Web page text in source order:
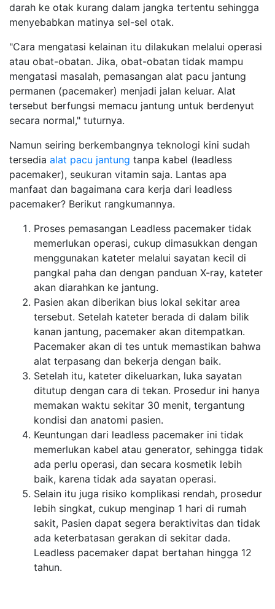
darah ke otak kurang dalam jangka tertentu sehingga
menyebabkan matinya sel-sel otak.
"Cara mengatasi kelainan itu dilakukan melalui operasi
atau obat-obatan. Jika, obat-obatan tidak mampu
mengatasi masalah, pemasangan alat pacu jantung
permanen (pacemaker) menjadi jalan keluar. Alat
tersebut berfungsi memacu jantung untuk berdenyut
secara normal," tuturnya.
Namun seiring berkembangnya teknologi kini sudah
tersedia alat pacu jantung tanpa kabel (leadless
pacemaker), seukuran vitamin saja. Lantas apa
manfaat dan bagaimana cara kerja dari leadless
pacemaker? Berikut rangkumannya.
Proses pemasangan Leadless pacemaker tidak
memerlukan operasi, cukup dimasukkan dengan
menggunakan kateter melalui sayatan kecil di
pangkal paha dan dengan panduan X-ray, kateter
akan diarahkan ke jantung.
Pasien akan diberikan bius lokal sekitar area
tersebut. Setelah kateter berada di dalam bilik
kanan jantung, pacemaker akan ditempatkan.
Pacemaker akan di tes untuk memastikan bahwa
alat terpasang dan bekerja dengan baik.
Setelah itu, kateter dikeluarkan, luka sayatan
ditutup dengan cara di tekan. Prosedur ini hanya
memakan waktu sekitar 30 menit, tergantung
kondisi dan anatomi pasien.
Keuntungan dari leadless pacemaker ini tidak
memerlukan kabel atau generator, sehingga tidak
ada perlu operasi, dan secara kosmetik lebih
baik, karena tidak ada sayatan operasi.
Selain itu juga risiko komplikasi rendah, prosedur
lebih singkat, cukup menginap 1 hari di rumah
sakit, Pasien dapat segera beraktivitas dan tidak
ada keterbatasan gerakan di sekitar dada.
Leadless pacemaker dapat bertahan hingga 12
tahun.